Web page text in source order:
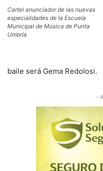
Cartel anunciador de las nuevas
especialidades de la Escuela
Municipal de Música de Punta
Umbría
baile será Gema Redolosi.
-